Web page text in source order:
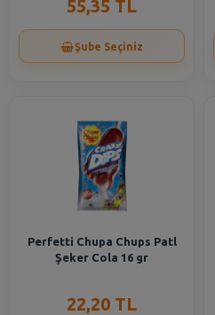
55,35 TL
Şube Seçiniz
Perfetti Chupa Chups Patl
Şeker Cola 16 gr
22,20 TL